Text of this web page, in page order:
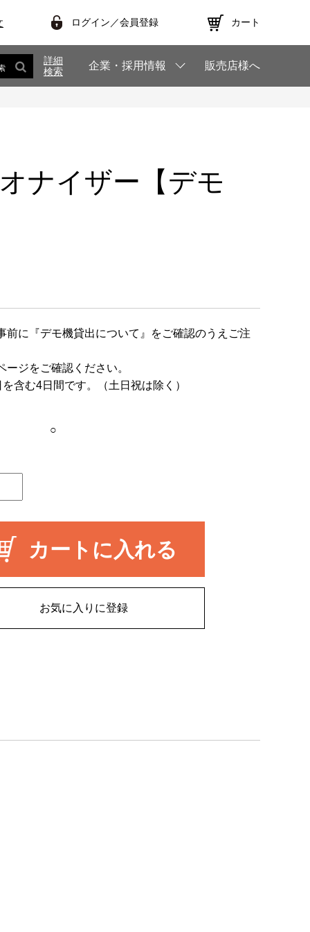
ログイン／会員登録 カート
詳細
検索
企業・採用情報 販売店様へ
ナイザー【デモ
前に 『デモ機貸出について』
をご確認のうえご注
ージをご確認ください。
含む4日間です。（土日祝は除く）
○
カートに入れる
お気に入りに登録